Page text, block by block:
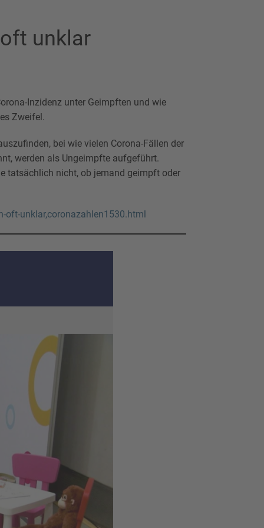
unklar
Inzidenz unter Geimpften und wie
Zweifel.
bei wie vielen Corona-Fällen der
werden als Ungeimpfte aufgeführt.
tatsächlich nicht, ob jemand geimpft oder
unklar,coronazahlen1530.html